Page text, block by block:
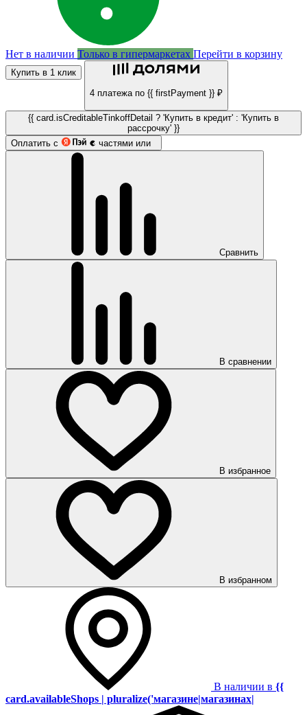
Нет в наличии Только в гипермаркетах Перейти в корзину
Купить в 1 клик
4 платежа по {{ firstPayment }} ₽
{{ card.isCreditableTinkoffDetail ? 'Купить в кредит' : 'Купить в
рассрочку' }}
Оплатить с
частями или
Сравнить
В сравнении
В избранное
В избранном
В наличии в {{
card.availableShops | pluralize('магазине|магазинах|